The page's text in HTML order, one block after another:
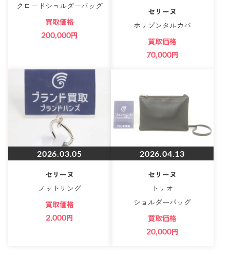
クロードショルダーバッグ
買取価格
200,000円
セリーヌ
ホリゾンタルカバ
買取価格
70,000円
2026.03.05
セリーヌ
ノットリング
買取価格
2,000円
2026.04.13
セリーヌ
トリオ
ショルダーバッグ
買取価格
20,000円